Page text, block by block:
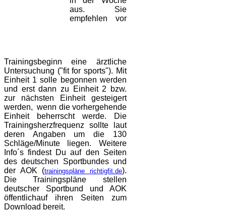
aus. Sie
empfehlen vor
Trainingsbeginn eine ärztliche
Untersuchung ("fit for sports"). Mit
Einheit 1 solle begonnen werden
und erst dann zu Einheit 2 bzw.
zur nächsten Einheit gesteigert
werden, wenn die vorhergehende
Einheit beherrscht werde. Die
Trainingsherzfrequenz sollte laut
deren Angaben um die 130
Schläge/Minute liegen. Weitere
Info´s findest Du auf den Seiten
des deutschen Sportbundes und
der AOK (trainingspläne richtigfit.de).
Die Trainingspläne stellen
deutscher Sportbund und AOK
öffentlichauf ihren Seiten zum
Download bereit.